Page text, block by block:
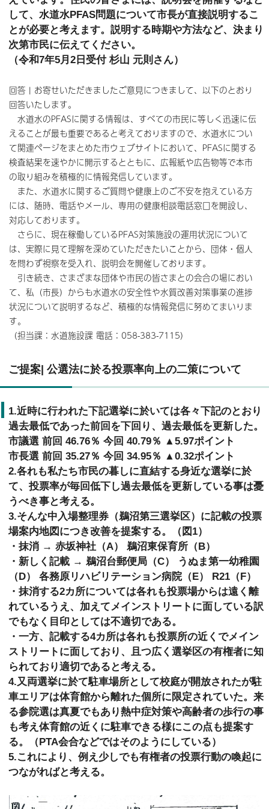
して、水道水PFAS問題について市長が直接説明するこ
とが必要と考えます。説明する時期や方法など、決まり
次第市民に伝えてください。
（令和7年5月2日受付 杉山 元則さん）
回答 | お寄せいただきましたご意見につきまして、以下のとおり
回答いたします。
水道水のPFASに関する情報は、すべての市民に等しく迅速に伝
えることが最も重要であると考えておりますので、水道水につい
て関連ページをまとめた市ウェブサイトにおいて、PFASに関する
検査結果を速やかに開示するとともに、広報紙や広告物等で本市
の取り組みを積極的に情報発信しています。
また、水道水に関するご質問や健康上のご不安を抱えている方
には、随時、電話やメール、専用の健康相談電話窓口を開設し、
対応しております。
さらに、現在稼働しているPFAS対策施設の運用状況について
は、実際に見て理解を深めていただきたいことから、団体・個人
を問わず視察を受入れ、説明会を開催しております。
引き続き、さまざまな団体や市民の皆さまとの会合の場におい
て、私（市長）からも水道水の安全性や水質改善対策事業の進捗
状況について説明するなど、積極的な情報発信に努めてまいりま
す。
（担当課：水道施設課 電話：058-383-7115）
ご提案| 公選法に於る投票率向上の二策について
1.近時に行われた下記選挙に於いては各々下記のとおり
過去最低であった前回を下回り、過去最低を更新した。
市議選 前回 46.76％ 今回 40.79％ ▲5.97ポイント
市長選 前回 35.27％ 今回 34.95％ ▲0.32ポイント
2.各れも私たち市民の暮しに直結する身近な選挙に於
て、投票率が毎回低下し過去最低を更新している事は憂
うべき事と考える。
3.そんな中入場整理券（鵜沼第三選挙区）に記載の投票
場案内地図につき改善を提案する。（図1）
・抹消 → 赤坂神社（A） 鵜沼東保育所（B）
・新しく記載 → 鵜沼台郵便局（C） うぬま第一幼稚園
（D） 各務原リハビリテーション病院（E） R21（F）
・抹消する2カ所については各れも投票場からは遠く離
れているうえ、加えてメインストリートに面している訳
でもなく目印としては不適切である。
・一方、記載する4カ所は各れも投票所の近くでメイン
ストリートに面しており、且つ広く選挙区の有権者に知
られており適切であると考える。
4.又両選挙に於て駐車場所として校庭が開放されたが駐
車エリアは体育館から離れた個所に限定されていた。来
る参院選は真夏でもあり熱中症対策や高齢者の歩行の事
も考え体育館の近くに駐車できる様にこの点も提案す
る。（PTA会合などではそのようにしている）
5.これにより、例え少しでも有権者の投票行動の喚起に
つながればと考える。